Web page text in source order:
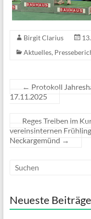
Birgit Clarius
Aktuelles,
← Protokoll
17.11.2025
Reges Treiben im
vereinsinternen
Neckargemünd →
Neueste Beiträge